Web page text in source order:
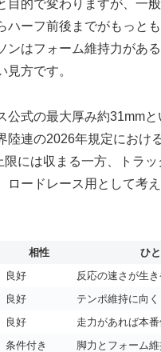
目的で変わりますが、一
ハーフ前後までがもっと
ンはフォーム維持力があ
見方です。
公式の最大厚み約31mm
陸連の2026年規定におけ
限には収まる一方、トラッ
ロードレース用として考
相性
ひ
良好
反応の速さが生
良好
テンポ維持に向く
良好
走力があれば本
条件付き
脚力とフォーム